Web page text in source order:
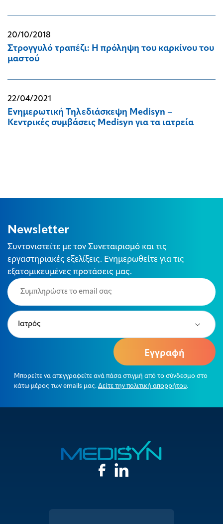
20/10/2018
Στρογγυλό τραπέζι: Η πρόληψη του καρκίνου του
μαστού
22/04/2021
Ενημερωτική Τηλεδιάσκεψη Medisyn –
Κεντρικές συμβάσεις Medisyn για τα ιατρεία
Newsletter
Συντονιστείτε με τον Συνεταιρισμό και τις
εργαστηριακές εξελίξεις. Ενημερωθείτε για τις
εξατομικευμένες προτάσεις μας.
Email
(Required)
Type
(Required)
Μπορείτε να απεγγραφείτε ανά πάσα στιγμή από το σύνδεσμο στο
κάτω μέρος των emails μας. Δείτε την πολιτική απορρήτου.